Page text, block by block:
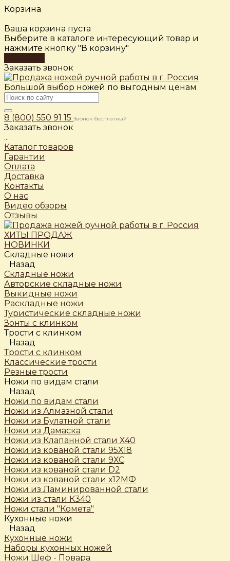
Корзина
Ваша корзина пуста
Выберите в каталоге интересующий товар и
нажмите кнопку "В корзину"
Заказать звонок
Большой выбор ножей по выгодным ценам
8 (800) 550 91 15 Звонок бесплатный
Заказать звонок
...
Каталог товаров
Гарантии
Оплата
Доставка
Контакты
О нас
Видео обзоры
Отзывы
ХИТЫ ПРОДАЖ
НОВИНКИ
Складные ножи
Назад
Складные ножи
Авторские складные ножи
Выкидные ножи
Раскладные ножи
Туристические складные ножи
Зонты с клинком
Трости c клинком
Назад
Трости c клинком
Классические трости
Резные трости
Ножи по видам стали
Назад
Ножи по видам стали
Ножи из Алмазной стали
Ножи из Булатной стали
Ножи из Дамаска
Ножи из Клапанной стали Х40
Ножи из кованой стали 95Х18
Ножи из кованой стали 9ХС
Ножи из кованой стали D2
Ножи из кованой стали х12МФ
Ножи из Ламинированной стали
Ножи из стали К340
Ножи стали "Комета"
Кухонные ножи
Назад
Кухонные ножи
Наборы кухонных ножей
Ножи Шеф - Повара